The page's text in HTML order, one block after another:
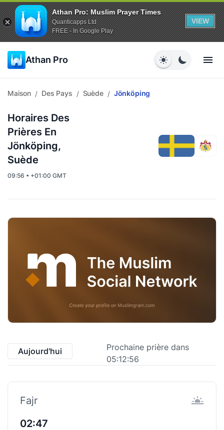
Athan Pro: Muslim Prayer Times
Quanticapps Ltd
FREE - In Google Play
VIEW
Athan Pro
Maison / Des Pays / Suède / Jönköping
Horaires Des
Prières En
Jönköping,
Suède
09:56 • +01:00 GMT
Aujourd'hui
Prochaine prière dans
05:12:56
Fajr
02:47